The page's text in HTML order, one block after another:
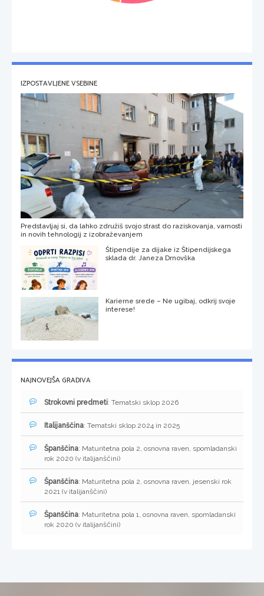
IZPOSTAVLJENE VSEBINE
Predstavljaj si, da lahko združiš svojo strast do raziskovanja, varnosti
in novih tehnologij z izobraževanjem
Štipendije za dijake iz Štipendijskega
sklada dr. Janeza Drnovška
Karierne srede – Ne ugibaj, odkrij svoje
interese!
NAJNOVEJŠA GRADIVA
Strokovni predmeti: Tematski sklop 2026
Italijanščina: Tematski sklop 2024 in 2025
Španščina: Maturitetna pola 2, osnovna raven, spomladanski
rok 2020 (v italijanščini)
Španščina: Maturitetna pola 2, osnovna raven, jesenski rok
2021 (v italijanščini)
Španščina: Maturitetna pola 1, osnovna raven, spomladanski
rok 2020 (v italijanščini)